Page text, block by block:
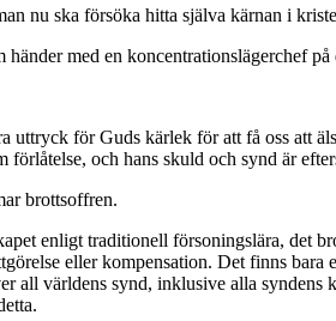
nu ska försöka hitta själva kärnan i
med en koncentrationslägerchef
för Guds kärlek för att få oss att
och hans skuld och synd är
brottsoffren.
enligt traditionell försoningslära,
eller kompensation. Det finns
all världens synd, inklusive alla